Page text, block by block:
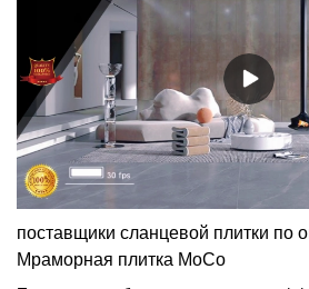
поставщики сланцевой плитки по
Мраморная плитка MoCo